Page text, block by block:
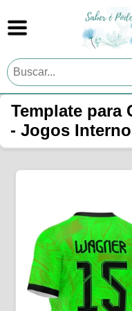
Template para
- Jogos